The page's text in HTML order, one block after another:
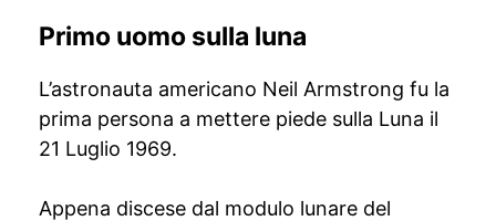
Primo uomo sulla luna
L’astronauta americano Neil Armstrong fu la
prima persona a mettere piede sulla Luna il
21 Luglio 1969.
Appena discese dal modulo lunare del